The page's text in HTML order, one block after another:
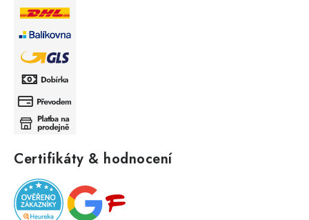
Certifikáty & hodnocení